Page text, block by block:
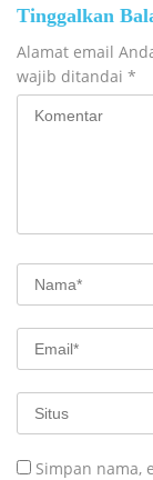
Tinggalkan
Alamat email
wajib ditandai *
Simpan nama,